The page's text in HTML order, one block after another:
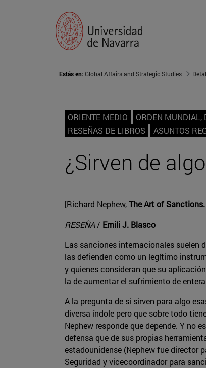
Estás en:Global Affairs and Strategic Studies
ORIENTE MEDIO
ORDEN MUNDIAL,
RESEÑAS DE LIBROS
ASUNTOS
¿Sirven de
[Richard Nephew,The Art of
RESEÑA / Emili J. Blasco
Las sanciones internacionales suelen
las defienden como un legítimo
y quienes consideran que su
la de aumentar el sufrimiento de
A la pregunta de si sirven para algo
diversa índole pero que sobre todo
Nephew responde que depende. Y no
defensa que de sus propias
estadounidense (Nephew fue director
Seguridad y vicecoordinador para